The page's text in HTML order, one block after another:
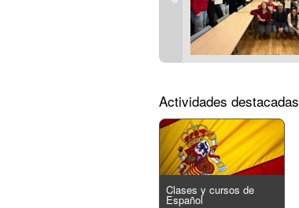
Actividades destacadas
Clases y cursos de
Español